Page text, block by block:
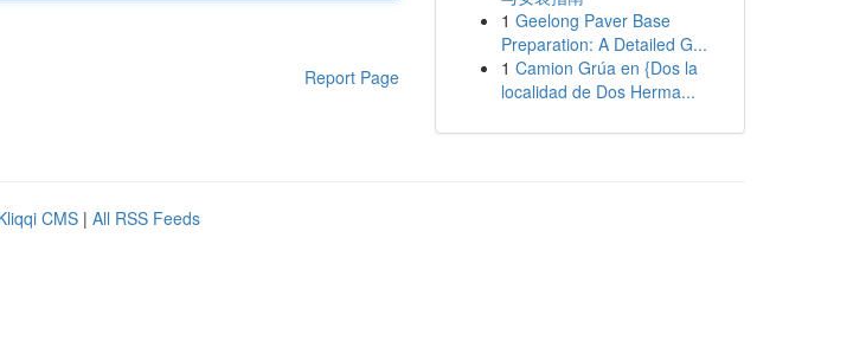
Report Page
1 Geelong Paver Base
Preparation: A Detailed G...
1 Camion Grúa en {Dos la
localidad de Dos Herma...
CMS | All RSS Feeds